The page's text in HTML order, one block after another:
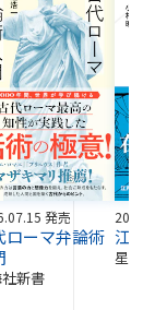
発売
ローマ弁論術
新書
江戸
星海